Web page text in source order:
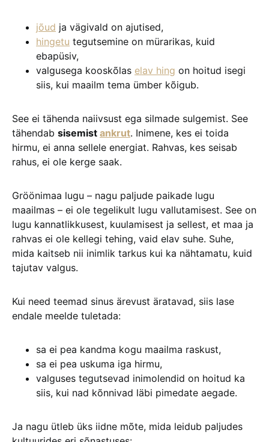
jõud ja vägivald on ajutised,
hingetu tegutsemine on mürarikas, kuid
ebapüsiv,
valgusega kooskõlas elav hing on hoitud isegi
siis, kui maailm tema ümber kõigub.
See ei tähenda naiivsust ega silmade sulgemist. See
tähendab sisemist ankrut. Inimene, kes ei toida
hirmu, ei anna sellele energiat. Rahvas, kes seisab
rahus, ei ole kerge saak.
Gröönimaa lugu – nagu paljude paikade lugu
maailmas – ei ole tegelikult lugu vallutamisest. See on
lugu kannatlikkusest, kuulamisest ja sellest, et maa ja
rahvas ei ole kellegi tehing, vaid elav suhe. Suhe,
mida kaitseb nii inimlik tarkus kui ka nähtamatu, kuid
tajutav valgus.
Kui need teemad sinus ärevust äratavad, siis lase
endale meelde tuletada:
sa ei pea kandma kogu maailma raskust,
sa ei pea uskuma iga hirmu,
valguses tegutsevad inimolendid on hoitud ka
siis, kui nad kõnnivad läbi pimedate aegade.
Ja nagu ütleb üks iidne mõte, mida leidub paljudes